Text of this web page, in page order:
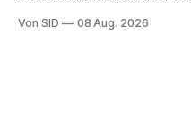
Von SID 08 Aug. 2026